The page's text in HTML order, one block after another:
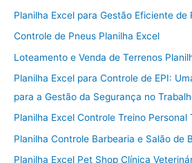
Planilha Excel para Gestão Eficiente de
Controle de Pneus Planilha Excel
Loteamento e Venda de Terrenos
Planilha Excel para Controle de EPI:
para a Gestão da Segurança no
Planilha Excel Controle Treino Personal
Planilha Controle Barbearia e Salão de
Planilha Excel Pet Shop Clínica